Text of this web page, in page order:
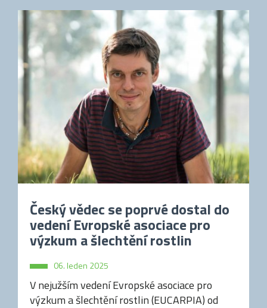
Český vědec se poprvé dostal do
vedení Evropské asociace pro
výzkum a šlechtění rostlin
06. leden 2025
V nejužším vedení Evropské asociace pro
výzkum a šlechtění rostlin (EUCARPIA) od